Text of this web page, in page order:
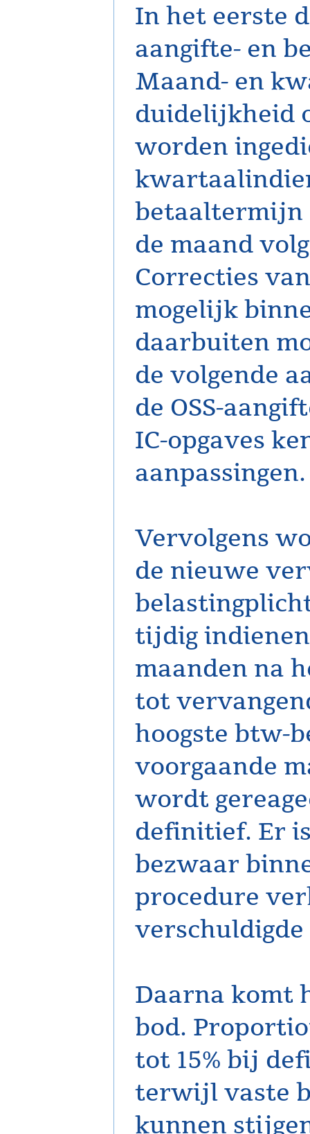
In het eerste
aangifte- en
Maand- en
duidelijkheid
worden
betaaltermijn
de maand
Correcties
mogelijk
daarbuiten
de volgende
de OSS-
IC-opgaves
aanpassingen.
Vervolgens
de nieuwe
tijdig
maanden na
tot
hoogste btw-
voorgaande
wordt
definitief. Er
bezwaar
procedure
Daarna komt
bod.
tot 15% bij
terwijl vaste
kunnen